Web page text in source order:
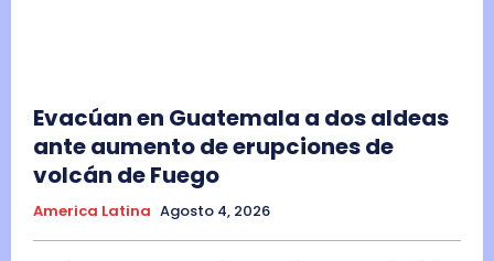
Evacúan en Guatemala a dos aldeas
ante aumento de erupciones de
volcán de Fuego
America Latina Agosto 4, 2026